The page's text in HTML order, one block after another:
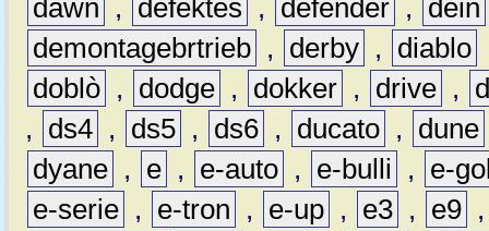
dawn , defektes , defender , dein
demontagebrtrieb , derby , diablo
doblò , dodge , dokker , drive ,
,
ds4 , ds5 , ds6 , ducato , dune
dyane , e , e-auto , e-bulli ,
e-
e-serie , e-tron , e-up , e3 , e9